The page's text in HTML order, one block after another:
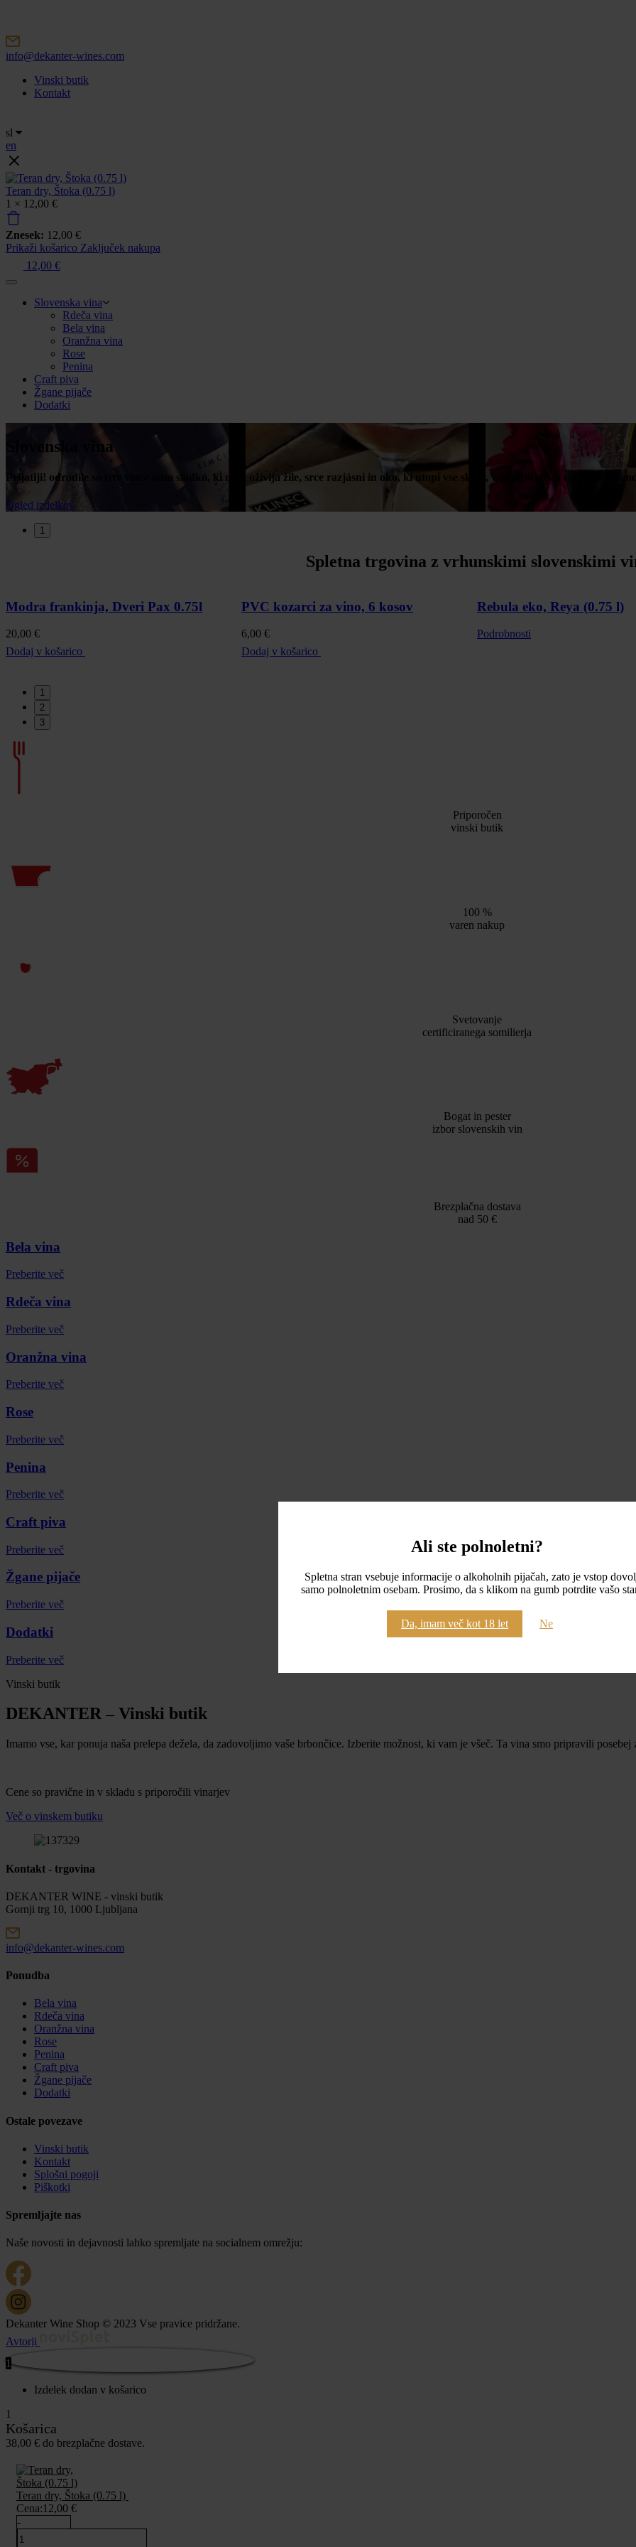
Ali ste polnoletni?
Spletna stran vsebuje informacije o alkoholnih pijačah, zato je vstop
samo polnoletnim osebam. Prosimo, da s klikom na gumb potrdite vašo
Da, imam več kot 18 let Ne
content
info@dekanter-wines.com
Vinski butik
Kontakt
sl
en
Teran dry, Štoka (0.75 l)
1 × 12,00 €
Znesek: 12,00 €
Prikaži košarico Zaključek nakupa
12,00 €
Slovenska vina
Rdeča vina
Bela vina
Oranžna vina
Rose
Penina
Craft piva
Žgane pijače
Dodatki
Slovenska vina
Prijatlji! odrodile so trte vince nam sladkó, ki nam oživlja žile, srce razjásni in oko, ki utopi vse skrbi, v potrtih prsih up budi!
Ogled izdelkov
1
Spletna trgovina z vrhunskimi slovenskimi
Modra frankinja, Dveri Pax 0.75l
20,00 €
Dodaj v košarico
PVC kozarci za vino, 6 kosov
6,00 €
Dodaj v košarico
Rebula eko, Reya (0.75 l)
Podrobnosti
1
2
3
Priporočen
vinski butik
100 %
varen nakup
Svetovanje
certificiranega somilierja
Bogat in pester
izbor slovenskih vin
Brezplačna dostava
nad 50 €
Bela vina
Preberite več
Rdeča vina
Preberite več
Oranžna vina
Preberite več
Rose
Preberite več
Penina
Preberite več
Craft piva
Preberite več
Žgane pijače
Preberite več
Dodatki
Preberite več
Vinski butik
DEKANTER – Vinski butik
Imamo vse, kar ponuja naša prelepa dežela, da zadovoljimo vaše brbončice. Izberite možnost, ki vam je všeč. Ta vina smo pripravili posebej
Cene so pravične in v skladu s priporočili vinarjev
Več o vinskem butiku
Kontakt - trgovina
DEKANTER WINE - vinski butik
Gornji trg 10, 1000 Ljubljana
info@dekanter-wines.com
Ponudba
Bela vina
Rdeča vina
Oranžna vina
Rose
Penina
Craft piva
Žgane pijače
Dodatki
Ostale povezave
Vinski butik
Kontakt
Splošni pogoji
Piškotki
Spremljajte nas
Naše novosti in dejavnosti lahko spremljate na socialnem omrežju:
Dekanter Wine Shop © 2023 Vse pravice pridržane.
Avtorji
1
Izdelek dodan v košarico
1
Košarica
38,00 € do brezplačne dostave.
Teran dry, Štoka (0.75 l)
Cena:12,00 €
-